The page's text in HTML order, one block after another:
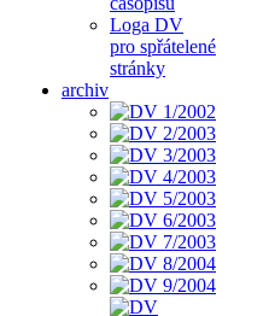
Loga DV
pro spřátelené
stránky
archiv